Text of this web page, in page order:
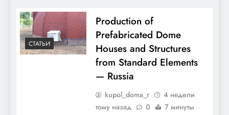
СТАТЬИ
Production of
Prefabricated Dome
Houses and Structures
from Standard Elements
— Russia
kupol_doma_r
4 недели
тому назад
0 7 минуты